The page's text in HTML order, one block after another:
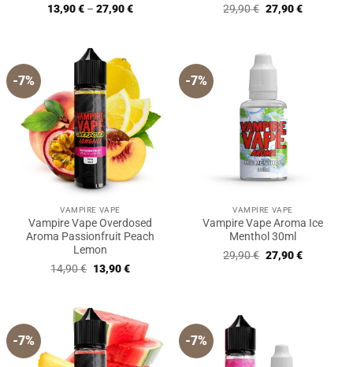
13,90€ – 27,90€
29,90€ Ursprünglicher
Preis
27,90€Aktueller
-7%
VAMPIRE VAPE
Vampire Vape Overdosed
Aroma Passionfruit Peach
Lemon
14,90€ Ursprünglicher
Preis
13,90€Aktueller
-7%
VAMPIRE VAPE
Vampire Vape Aroma Ice
Menthol 30ml
29,90€ Ursprünglicher
Preis
27,90€Aktueller
-7% -7%